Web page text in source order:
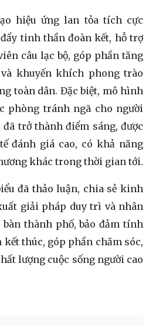
hiệu ứng lan tỏa tích cực
tinh thần đoàn kết, hỗ trợ
câu lạc bộ, góp phần tăng
khuyến khích phong trào
toàn dân. Đặc biệt, mô hình
phòng tránh ngã cho người
trở thành điểm sáng, được
đánh giá cao, có khả năng
khác trong thời gian tới.
đã thảo luận, chia sẻ kinh
giải pháp duy trì và nhân
thành phố, bảo đảm tính
kết thúc, góp phần chăm sóc,
lượng cuộc sống người cao